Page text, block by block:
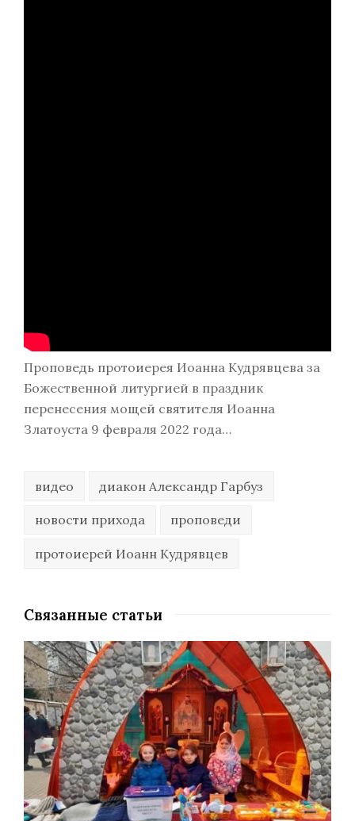
Проповедь протоиерея Иоанна Кудрявцева за
Божественной литургией в праздник
перенесения мощей святителя Иоанна
Златоуста 9 февраля 2022 года…
видео диакон Александр Гарбуз
новости прихода проповеди
протоиерей Иоанн Кудрявцев
Связанные статьи